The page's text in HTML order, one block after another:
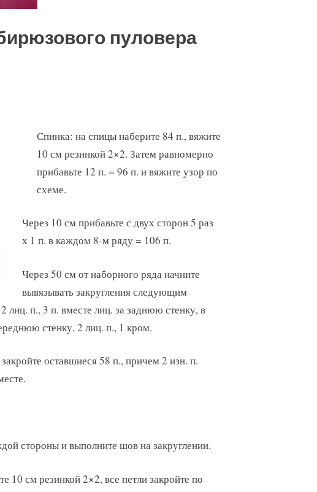
пуловера
Спинка: на спицы наберите 84 п., вяжите
10 см резинкой 2×2. Затем равномерно
прибавьте 12 п. = 96 п. и вяжите узор по
схеме.
Через 10 см прибавьте с двух сторон 5 раз
х 1 п. в каждом 8-м ряду = 106 п.
Через 50 см от наборного ряда начните
вывязывать закругления следующим
лиц. п., 3 п. вместе лиц. за заднюю стенку, в
стенку, 2 лиц. п., 1 кром.
оставшиеся 58 п., причем 2 изн. п.
стороны и выполните шов на закруглении.
10 см резинкой 2×2, все петли закройте по